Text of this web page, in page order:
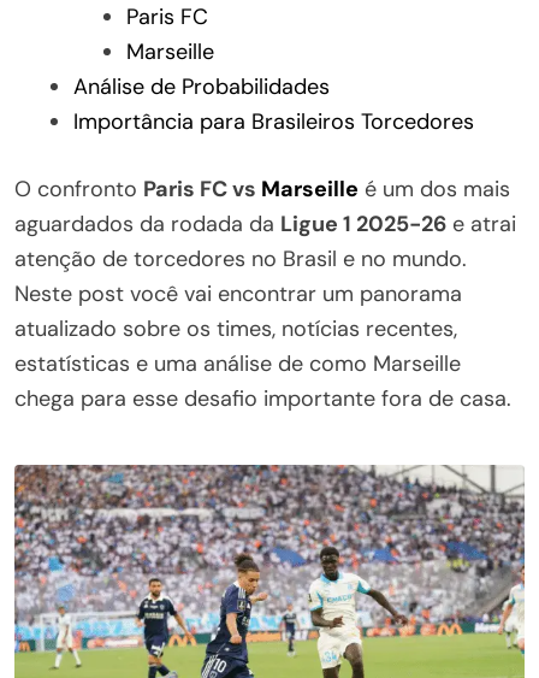
Paris FC
Marseille
Análise de Probabilidades
Importância para Brasileiros Torcedores
O confronto Paris FC vs Marseille é um dos mais
aguardados da rodada da Ligue 1 2025-26 e atrai
atenção de torcedores no Brasil e no mundo.
Neste post você vai encontrar um panorama
atualizado sobre os times, notícias recentes,
estatísticas e uma análise de como Marseille
chega para esse desafio importante fora de casa.